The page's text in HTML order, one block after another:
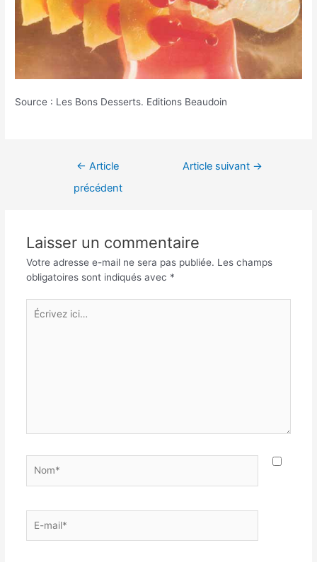
Source : Les Bons Desserts. Editions Beaudoin
Navigation← Article
précédent
Article suivant →
Laisser un commentaire
Votre adresse e-mail ne sera pas publiée. Les champs
obligatoires sont indiqués avec *
Écrivez
ici…
mail*